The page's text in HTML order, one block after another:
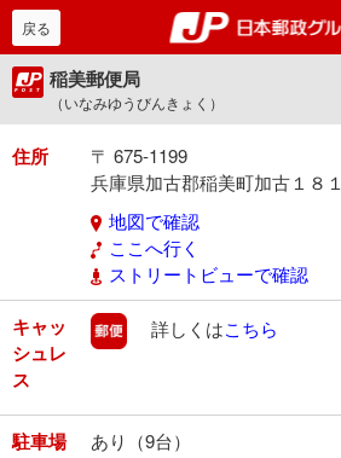
戻る
稲美郵便局
（いなみゆうびんきょく）
住所
〒 675-1199
兵庫県加古郡稲美町加古１８
地図で確認
ここへ行く
ストリートビューで確認
キャッ
シュレ
ス
郵便
詳しくはこちら
駐車場 あり（9台）